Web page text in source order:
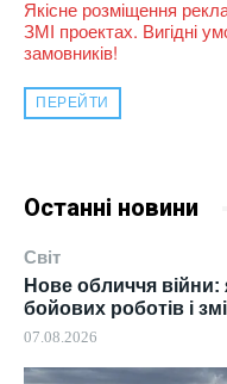
Якісне розміщення
ЗМІ проектах. Вигідні
замовників!
ПЕРЕЙТИ
Останні новини
Світ
Нове обличчя війни:
бойових роботів і
07.08.2026